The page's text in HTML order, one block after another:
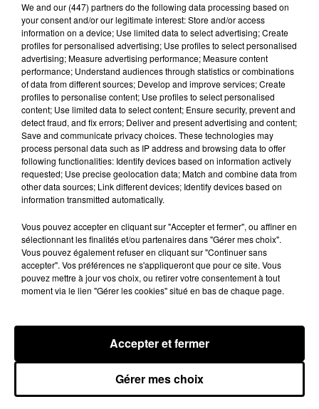
LA MÉTÉO
DERNIERES INFOS Voir plus
We and our (447) partnersdo the following data processing based on
your consent and/or our legitimate interest: Store and/or access
information on a device; Use limited data to select advertising; Create
profiles for personalised advertising; Use profiles to select personalised
advertising; Measure advertising performance; Measure content
performance; Understand audiences through statistics or combinations
of data from different sources; Develop and improve services; Create
profiles to personalise content; Use profiles to select personalised
content; Use limited data to select content; Ensure security, prevent and
detect fraud, and fix errors; Deliver and present advertising and content;
Save and communicate privacy choices. These technologies may
process personal data such as IP address and browsing data to offer
following functionalities: Identify devices based on information actively
requested; Use precise geolocation data; Match and combine data from
other data sources; Link different devices; Identify devices based on
information transmitted automatically.
Vous pouvez accepter en cliquant sur "Accepter et fermer", ou affiner en
sélectionnant les finalités et/ou partenaires dans "Gérer mes choix".
Vous pouvez également refuser en cliquant sur "Continuer sans
accepter". Vos préférences ne s'appliqueront que pour ce site. Vous
pouvez mettre à jour vos choix, ou retirer votre consentement à tout
moment via le lien "Gérer les cookies" situé en bas de chaque page.
Gérer mes choix
Accepter et fermer